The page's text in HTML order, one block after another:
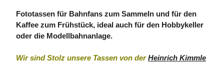
Fototassen für Bahnfans zum Sammeln und für den
Kaffee zum Frühstück, ideal auch für den Hobbykeller
oder die Modellbahnanlage.
Wir sind Stolz unsere Tassen von derHeinrich Kimmle